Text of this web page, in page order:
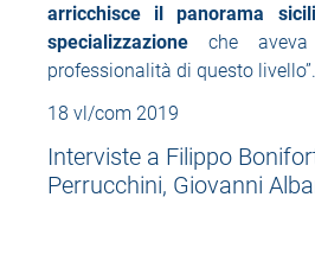
arricchisce il panorama
specializzazione che
professionalità di questo livello”.
18 vl/com 2019
Interviste a Filippo
Perrucchini, Giovanni